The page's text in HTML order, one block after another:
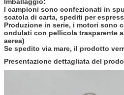
I campioni sono confezionati in
scatola di carta, spediti per
Produzione in serie, i motori sono
ondulati con pellicola trasparente
aerea)
Se spedito via mare, il prodotto
Presentazione dettagliata del